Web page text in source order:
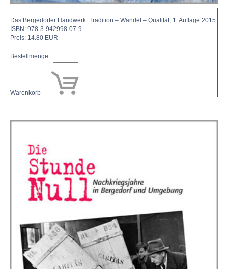
Das Bergedorfer Handwerk. Tradition – Wandel – Qualität, 1. Auflage 2015
ISBN: 978-3-942998-07-9
Preis: 14.80 EUR
Bestellmenge:
Warenkorb